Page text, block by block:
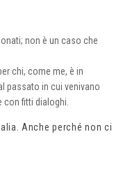
non è un caso che
chi, come me, è in
passato in cui venivano
fitti dialoghi.
Anche perché non ci